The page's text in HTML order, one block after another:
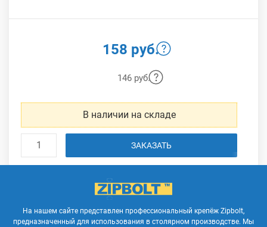
158 руб.
146 руб.
В наличии на складе
ЗАКАЗАТЬ
На нашем сайте представлен профессиональный крепёж Zipbolt,
предназначенный для использования в столярном производстве. Мы